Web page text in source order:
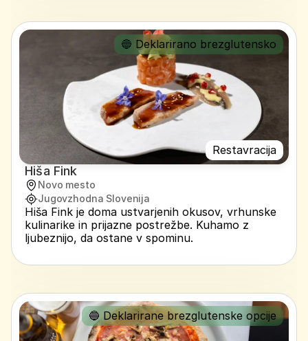
Restavracija
🔵 Deklarirano brezglutensko
Hiša Fink
Novo mesto
Jugovzhodna Slovenija
Hiša Fink je doma ustvarjenih okusov, vrhunske
kulinarike in prijazne postrežbe. Kuhamo z
ljubeznijo, da ostane v spominu.
🔵 Deklarirane brezglutenske opcije